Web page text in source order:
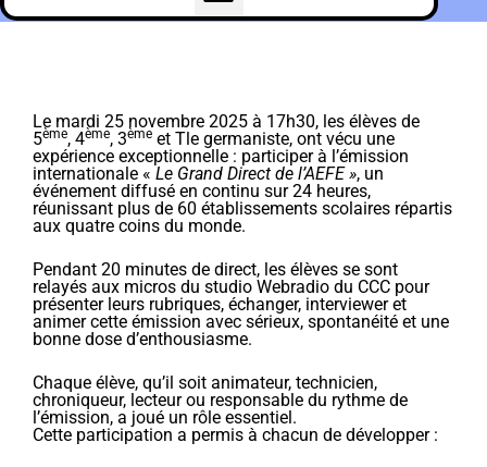
Le mardi 25 novembre 2025 à 17h30, les élèves de
5ème, 4ème, 3ème et Tle germaniste, ont vécu une
expérience exceptionnelle : participer à l’émission
internationale « Le Grand Direct de l’AEFE », un
événement diffusé en continu sur 24 heures,
réunissant plus de 60 établissements scolaires répartis
aux quatre coins du monde.
Pendant 20 minutes de direct, les élèves se sont
relayés aux micros du studio Webradio du CCC pour
présenter leurs rubriques, échanger, interviewer et
animer cette émission avec sérieux, spontanéité et une
bonne dose d’enthousiasme.
Chaque élève, qu’il soit animateur, technicien,
chroniqueur, lecteur ou responsable du rythme de
l’émission, a joué un rôle essentiel.
Cette participation a permis à chacun de développer :